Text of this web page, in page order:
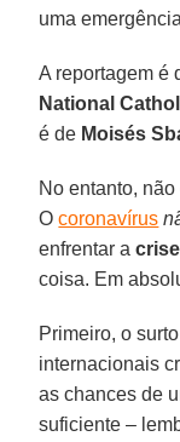
uma
A reportagem é
National
é de Moisés
No entanto,
Ocoronavírus
enfrentar a
coisa. Em
Primeiro, o
internacionais
as chances de
suficiente –